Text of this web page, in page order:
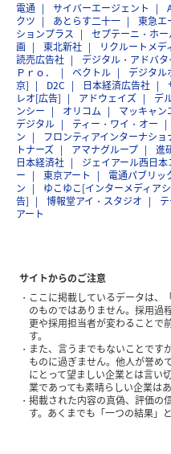
電通 サイバーエージェント
クツ
あとらす二十一 東急エ
ションプラス
セプテーニ・ホ
画
東北新社
リクルートメデ
読売広告社
デジタル・アドバ
Ｐｒｏ．
ベクトル デジタル
京]
D2C 日本経済広告社
レオ[広告]
アドウェイズ デ
ンシー
オリコム マッキャン
デジタル
ティー・ワイ・オー
ン
フロンティアインターナショ
トナーズ
アマナグループ 進
日本経済社
ジェイアール西日
ー
東京アート 電通パブリッ
ン
ゆこゆこ[インターメディア
告]
博報堂アイ・スタジオ
アート
サイトからのご注意
ここに掲載しているデータは、
のものではありません。採用過
更や採用担当者が変わることで
す。
また、言うまでもないことです
ものに過ぎません。他人が誉め
にとって望ましい企業とは言い
業であっても素晴らしい企業はあ
掲載された内容の真偽、評価の
す。あくまでも「一つの結果」